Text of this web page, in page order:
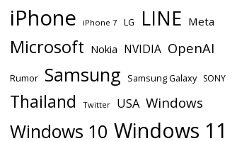
iPhone iPhone 7 LG LINE Meta
Microsoft Nokia NVIDIA OpenAI
Rumor Samsung Samsung Galaxy SONY
Thailand Twitter USA Windows
Windows 10 Windows 11